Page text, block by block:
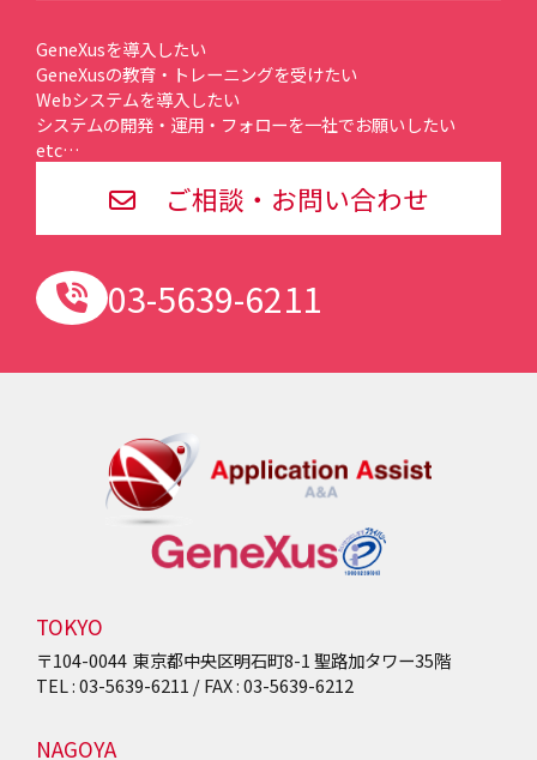
GeneXusを導入したい
GeneXusの教育・トレーニングを受けたい
Webシステムを導入したい
システムの開発・運用・フォローを一社でお願いしたい
etc…
ご相談・お問い合わせ
03-5639-6211
TOKYO
〒104-0044 東京都中央区明石町8-1 聖路加タワー35階
TEL : 03-5639-6211 / FAX : 03-5639-6212
NAGOYA